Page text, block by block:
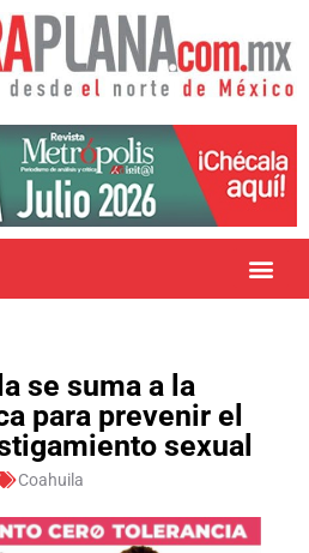
se suma a la
para prevenir el
sexual
Coahuila